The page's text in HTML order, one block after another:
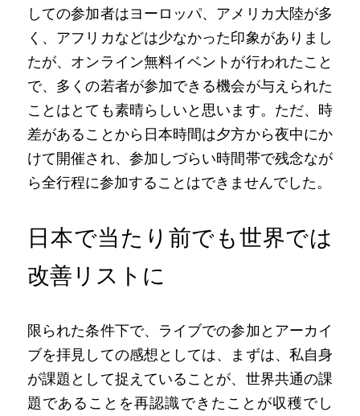
しての参加者はヨーロッパ、アメリカ大陸が多
く、アフリカなどは少なかった印象がありまし
たが、オンライン無料イベントが行われたこと
で、多くの若者が参加できる機会が与えられた
ことはとても素晴らしいと思います。ただ、時
差があることから日本時間は夕方から夜中にか
けて開催され、参加しづらい時間帯で残念なが
ら全行程に参加することはできませんでした。
日本で当たり前でも世界では
改善リストに
限られた条件下で、ライブでの参加とアーカイ
ブを拝見しての感想としては、まずは、私自身
が課題として捉えていることが、世界共通の課
題であることを再認識できたことが収穫でし